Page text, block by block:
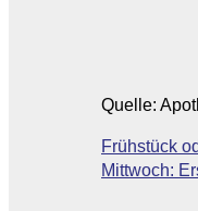
Quelle:
Frühstück
Mittwoch: